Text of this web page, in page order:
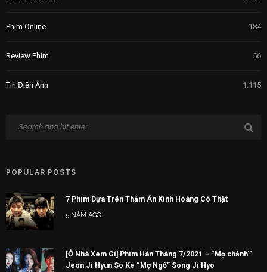
Phim Online 184
Review Phim 56
Tin Điện Ảnh 1.115
POPULAR POSTS
7 Phim Dựa Trên Thảm Án Kinh Hoàng Có Thật
5 NĂM AGO
[Ở Nhà Xem Gì] Phim Hàn Tháng 7/2021 – “Mợ chảnh'”
Jeon Ji Hyun So Kè “Mợ Ngố” Song Ji Hyo